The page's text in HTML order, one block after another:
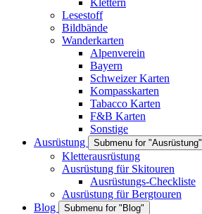
Klettern
Lesestoff
Bildbände
Wanderkarten
Alpenverein
Bayern
Schweizer Karten
Kompasskarten
Tabacco Karten
F&B Karten
Sonstige
Ausrüstung
Submenu for "Ausrüstung"
Kletterausrüstung
Ausrüstung für Skitouren
Ausrüstungs-Checkliste
Ausrüstung für Bergtouren
Blog
Submenu for "Blog"